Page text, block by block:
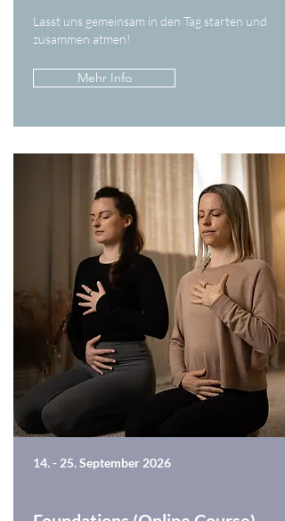
Lasst uns gemeinsam in den Tag starten und
zusammen atmen!
Mehr Info
14. - 25. September 2026